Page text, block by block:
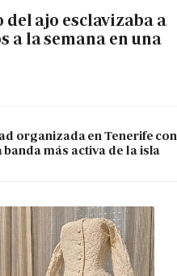
ajo esclavizaba a
a la semana en una
organizada en Tenerife con
más activa de la isla